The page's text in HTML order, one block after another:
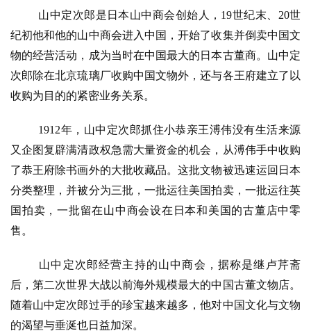
山中定次郎是日本山中商会创始人，19世纪末、20世
纪初他和他的山中商会进入中国，开始了收集并倒卖中国文
物的经营活动，成为当时在中国最大的日本古董商。山中定
次郎除在北京琉璃厂收购中国文物外，还与各王府建立了以
收购为目的的紧密业务关系。
1912年，山中定次郎抓住小恭亲王溥伟没有生活来源
又企图复辟满清政权急需大量资金的机会，从溥伟手中收购
了恭王府除书画外的大批收藏品。这批文物被迅速运回日本
分类整理，并被分为三批，一批运往美国拍卖，一批运往英
国拍卖，一批留在山中商会设在日本和美国的古董店中零
售。
山中定次郎经营主持的山中商会，据称是继卢芹斋
后，第二次世界大战以前海外规模最大的中国古董文物店。
随着山中定次郎过手的珍宝越来越多，他对中国文化与文物
的渴望与垂涎也日益加深。